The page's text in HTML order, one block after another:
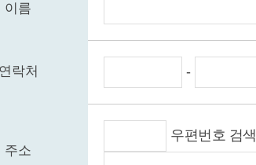
이름
락처 -
주소
우편번호 검색